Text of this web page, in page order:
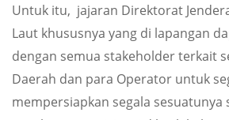
Untuk itu, jajaran Direktorat
Laut khususnya yang di lapangan
dengan semua stakeholder terkait
Daerah dan para Operator untuk
mempersiapkan segala sesuatunya